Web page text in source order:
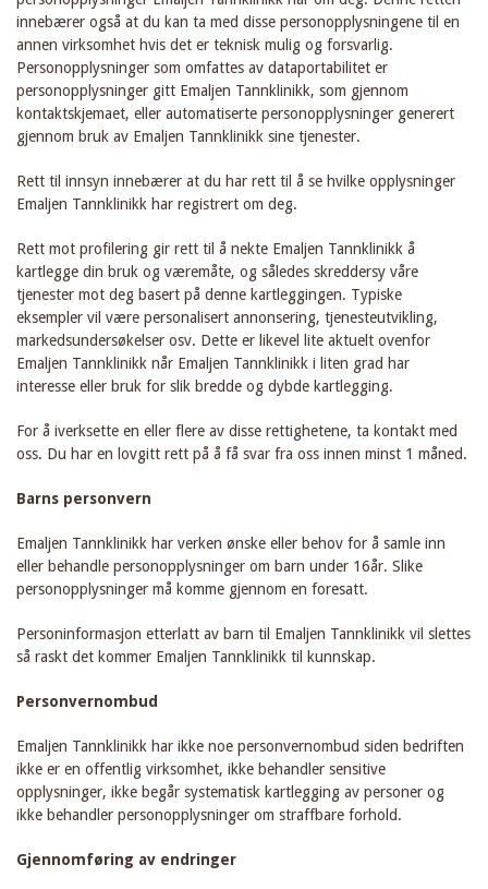
innebærer også at du kan ta med disse personopplysningene til en
annen virksomhet hvis det er teknisk mulig og forsvarlig.
Personopplysninger som omfattes av dataportabilitet er
personopplysninger gitt Emaljen Tannklinikk, som gjennom
kontaktskjemaet, eller automatiserte personopplysninger generert
gjennom bruk av Emaljen Tannklinikk sine tjenester.
Rett til innsyn innebærer at du har rett til å se hvilke opplysninger
Emaljen Tannklinikk har registrert om deg.
Rett mot profilering gir rett til å nekte Emaljen Tannklinikk å
kartlegge din bruk og væremåte, og således skreddersy våre
tjenester mot deg basert på denne kartleggingen. Typiske
eksempler vil være personalisert annonsering, tjenesteutvikling,
markedsundersøkelser osv. Dette er likevel lite aktuelt ovenfor
Emaljen Tannklinikk når Emaljen Tannklinikk i liten grad har
interesse eller bruk for slik bredde og dybde kartlegging.
For å iverksette en eller flere av disse rettighetene, ta kontakt med
oss. Du har en lovgitt rett på å få svar fra oss innen minst 1 måned.
Barns personvern
Emaljen Tannklinikk har verken ønske eller behov for å samle inn
eller behandle personopplysninger om barn under 16år. Slike
personopplysninger må komme gjennom en foresatt.
Personinformasjon etterlatt av barn til Emaljen Tannklinikk vil slettes
så raskt det kommer Emaljen Tannklinikk til kunnskap.
Personvernombud
Emaljen Tannklinikk har ikke noe personvernombud siden bedriften
ikke er en offentlig virksomhet, ikke behandler sensitive
opplysninger, ikke begår systematisk kartlegging av personer og
ikke behandler personopplysninger om straffbare forhold.
Gjennomføring av endringer